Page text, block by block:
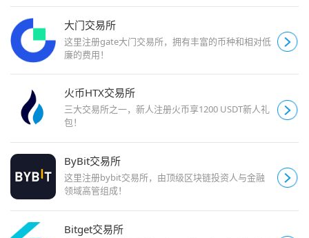
大门交易所
这里注册gate大门交易所，拥有丰富的币种和相对低
廉的费用！
火币HTX交易所
三大交易所之一，新人注册火币享1200 USDT新人礼
包！
ByBit交易所
这里注册bybit交易所，由顶级区块链投资人与金融
领域高管组成！
Bitget交易所